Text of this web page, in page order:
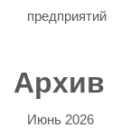
предприятий
Архив
Июнь 2026